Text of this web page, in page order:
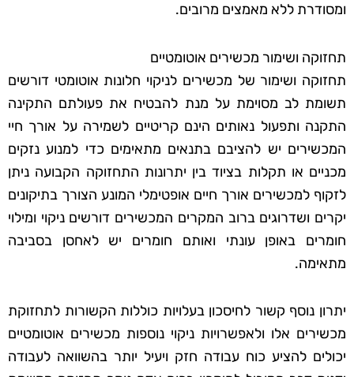
ומסודרת ללא מאמצים מרובים.
תחזוקה ושימור מכשירים אוטומטיים
תחזוקה ושימור של מכשירים לניקוי חלונות אוטומטי דורשים
תשומת לב מסוימת על מנת להבטיח את פעולתם התקינה
התקנה ותפעול נאותים הינם קריטיים לשמירה על אורך חיי
המכשירים יש להציבם בתנאים מתאימים כדי למנוע נזקים
מכניים או תקלות בציוד בין יתרונות התחזוקה הקבועה ניתן
לזקוף למכשירים אורך חיים אופטימלי המונע הצורך בתיקונים
יקרים ושדרוגים ברוב המקרים המכשירים דורשים ניקוי ומילוי
חומרים באופן עונתי ואותם חומרים יש לאחסן בסביבה
מתאימה.
יתרון נוסף קשור לחיסכון בעלויות כוללות הקשורות לתחזוקת
מכשירים אלו ולאפשרויות ניקוי נוספות מכשירים אוטומטיים
יכולים להציע כוח עבודה חזק ויעיל יותר בהשוואה לעבודה